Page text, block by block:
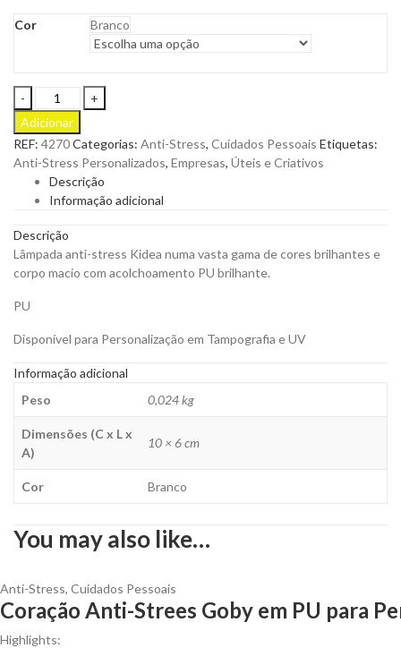
Cor Branco
Lâmpada
Anti-
Stress
Kidea
em
PU
para
quantity
Adicionar
REF: 4270Categorias: Anti-Stress, Cuidados Pessoais Etiquetas:
Anti-Stress Personalizados, Empresas, Úteis e Criativos
Descrição
Informação adicional
Descrição
Lâmpada anti-stress Kidea numa vasta gama de cores brilhantes e
corpo macio com acolchoamento PU brilhante.
PU
Disponível para Personalização em Tampografia e UV
Informação adicional
Peso
0,024 kg
Dimensões (C x L x
A)
10 × 6 cm
Cor Branco
You may also like…
Anti-Stress, Cuidados Pessoais
Coração Anti-Strees Goby em PU para
Highlights: